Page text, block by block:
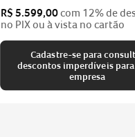
R$ 5.599,00com 12% de
no PIX ou à vista no cartão
Cadastre-se para
descontos imperdíveis para a sua
empresa